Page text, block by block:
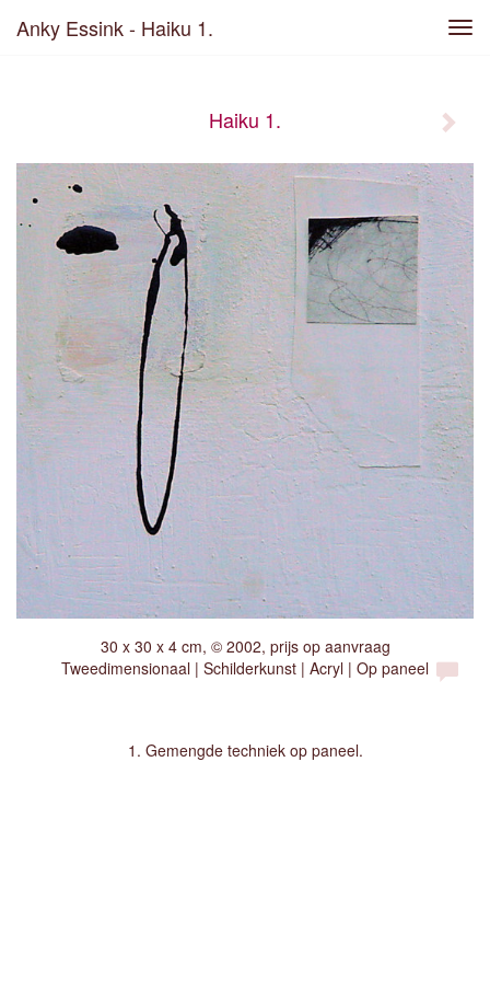
Anky Essink - Haiku 1.
Haiku 1.
30 x 30 x 4 cm, © 2002, prijs op aanvraag
Tweedimensionaal | Schilderkunst | Acryl | Op paneel
1. Gemengde techniek op paneel.